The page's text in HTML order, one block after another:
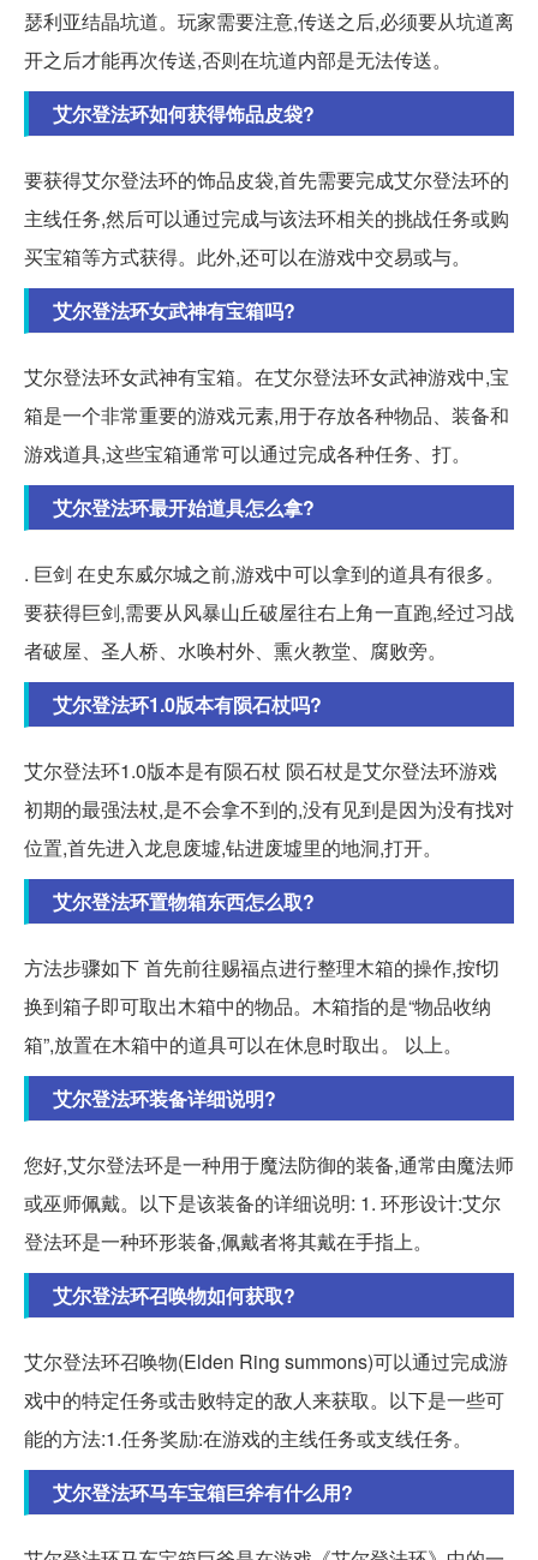
瑟利亚结晶坑道。玩家需要注意,传送之后,必须要从坑道离
开之后才能再次传送,否则在坑道内部是无法传送。
艾尔登法环如何获得饰品皮袋?
要获得艾尔登法环的饰品皮袋,首先需要完成艾尔登法环的
主线任务,然后可以通过完成与该法环相关的挑战任务或购
买宝箱等方式获得。此外,还可以在游戏中交易或与。
艾尔登法环女武神有宝箱吗?
艾尔登法环女武神有宝箱。在艾尔登法环女武神游戏中,宝
箱是一个非常重要的游戏元素,用于存放各种物品、装备和
游戏道具,这些宝箱通常可以通过完成各种任务、打。
艾尔登法环最开始道具怎么拿?
. 巨剑 在史东威尔城之前,游戏中可以拿到的道具有很多。
要获得巨剑,需要从风暴山丘破屋往右上角一直跑,经过习战
者破屋、圣人桥、水唤村外、熏火教堂、腐败旁。
艾尔登法环1.0版本有陨石杖吗?
艾尔登法环1.0版本是有陨石杖 陨石杖是艾尔登法环游戏
初期的最强法杖,是不会拿不到的,没有见到是因为没有找对
位置,首先进入龙息废墟,钻进废墟里的地洞,打开。
艾尔登法环置物箱东西怎么取?
方法步骤如下 首先前往赐福点进行整理木箱的操作,按f切
换到箱子即可取出木箱中的物品。木箱指的是“物品收纳
箱”,放置在木箱中的道具可以在休息时取出。 以上。
艾尔登法环装备详细说明?
您好,艾尔登法环是一种用于魔法防御的装备,通常由魔法师
或巫师佩戴。以下是该装备的详细说明: 1. 环形设计:艾尔
登法环是一种环形装备,佩戴者将其戴在手指上。
艾尔登法环召唤物如何获取?
艾尔登法环召唤物(Elden Ring summons)可以通过完成游
戏中的特定任务或击败特定的敌人来获取。以下是一些可
能的方法:1.任务奖励:在游戏的主线任务或支线任务。
艾尔登法环马车宝箱巨斧有什么用?